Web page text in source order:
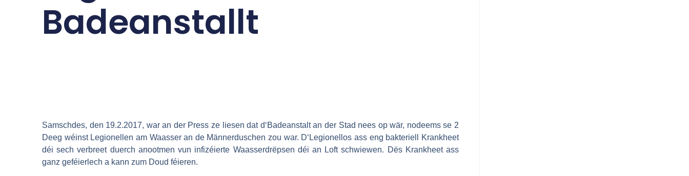
Badeanstallt
Samschdes, den 19.2.2017, war an der Press ze liesen dat d‘Badeanstalt an der Stad nees op wär, nodeems se 2
Deeg wéinst Legionellen am Waasser an de Männerduschen zou war. D‘Legionellos ass eng bakteriell Krankheet
déi sech verbreet duerch anootmen vun infizéierte Waasserdrëpsen déi an Loft schwiewen. Dës Krankheet ass
ganz geféierlech a kann zum Doud féieren.